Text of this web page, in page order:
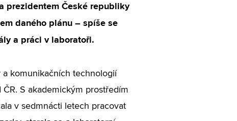
prezidentem České republiky
daného plánu – spíše se
a práci v laboratoři.
a komunikačních technologií
S akademickým prostředím
v sedmnácti letech pracovat